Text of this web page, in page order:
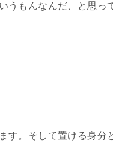
もんなんだ、と思っ
す。そして置ける身分